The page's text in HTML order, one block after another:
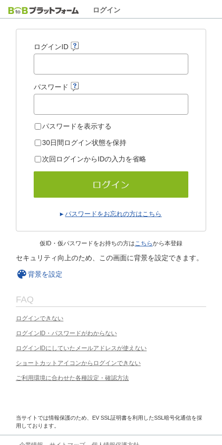
ログイン
ログインID
パスワード
パスワードを表示する
30日間ログイン状態を保持
次回ログインからIDの入力を省略
パスワードをお忘れの方はこちら
仮ID・仮パスワードをお持ちの方はこちらから本登録
セキュリティ向上のため、この画面に背景を設定できます。
背景を設定
FAQ
ログインできない
ログインID・パスワードがわからない
ログインIDにしていたメールアドレスが使えない
ショートカットアイコンからログインできない
ご利用環境に合わせた各種設定・確認方法
当サイトでは情報保護のため、EV SSL証明書を利用したSSL暗号化通信を採
用しております。